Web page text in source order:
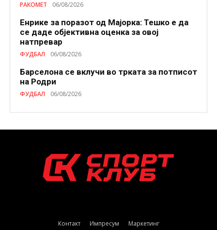
РАКОМЕТ 06/08/2026
Енрике за поразот од Мајорка: Тешко е да
се даде објективна оценка за овој
натпревар
ФУДБАЛ 06/08/2026
Барселона се вклучи во трката за потписот
на Родри
ФУДБАЛ 06/08/2026
Контакт Импресум Маркетинг